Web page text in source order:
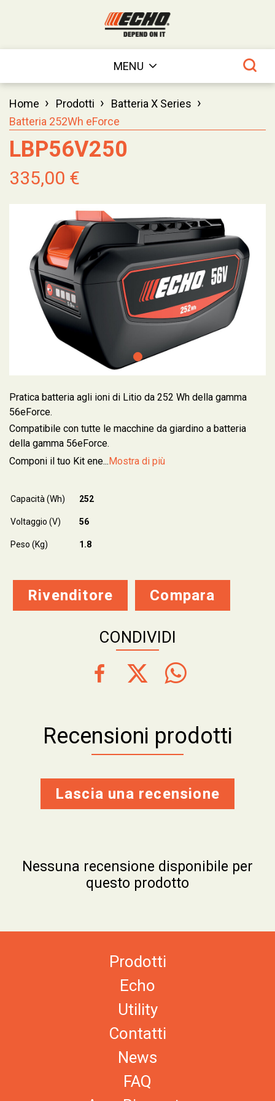
MENU
Home › Prodotti › Batteria X Series ›
Batteria 252Wh eForce
LBP56V250
335,00 €
Pratica batteria agli ioni di Litio da 252 Wh della gamma
56eForce.
Compatibile con tutte le macchine da giardino a batteria
della gamma 56eForce.
Componi il tuo Kit ene...Mostra di più
Capacità (Wh) 252
Voltaggio (V) 56
Peso (Kg) 1.8
Rivenditore Compara
CONDIVIDI
Recensioni prodotti
Lascia una recensione
Nessuna recensione disponibile per
questo prodotto
Prodotti
Echo
Utility
Contatti
News
FAQ